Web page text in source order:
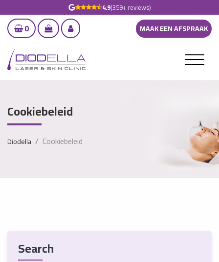
4.9(359+ reviews)
0 MAAK EEN AFSPRAAK
Cookiebeleid
Diodella Cookiebeleid
Search